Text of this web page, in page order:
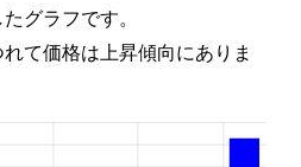
グラフです。
て価格は上昇傾向にありま